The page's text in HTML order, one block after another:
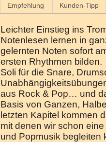
Empfehlung Kunden-Tipp
Leichter Einstieg ins
Notenlesen lernen in
gelernten Noten sofort
ersten Rhythmen bilden.
Soli für die Snare,
aus Rock & Pop… und
Basis von Ganzen,
letzten Kapitel kommen
mit denen wir schon
und Popmusik begleiten